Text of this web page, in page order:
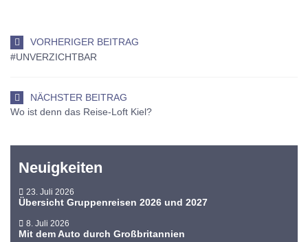
und
vieles
mehr
Hand!
VORHERIGER BEITRAG
#UNVERZICHTBAR
NÄCHSTER BEITRAG
Wo ist denn das Reise-Loft Kiel?
Neuigkeiten
23. Juli 2026
Übersicht Gruppenreisen 2026 und 2027
8. Juli 2026
Mit dem Auto durch Großbritannien